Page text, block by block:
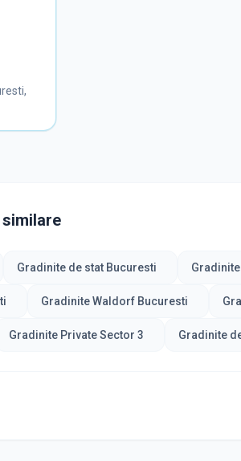
Gradinite de stat Bucuresti
Gradinite Waldorf Bucuresti
Gradinite Private Sector 3 Gradinite